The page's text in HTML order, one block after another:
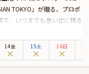
TOKYO」が贈る、プロポ
で、いつまでも思い出に残る
グジュアリーな店内の中
意いたします。幻想的な風
14金 15土 16日